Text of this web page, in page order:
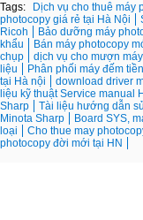
Tags: Dịch vụ cho thuê máy
photocopy giá rẻ tại Hà Nội
Ricoh
Bảo dưỡng máy
khẩu
Bán máy photocopy
chụp
dịch vụ cho mượn
liệu
Phân phối máy đếm tiền
tại Hà nội
download driver
liệu kỹ thuật Service manual
Sharp
Tài liệu hướng dẫn
Minota Sharp
Board SYS,
loại
Cho thue may
photocopy đời mới tại HN